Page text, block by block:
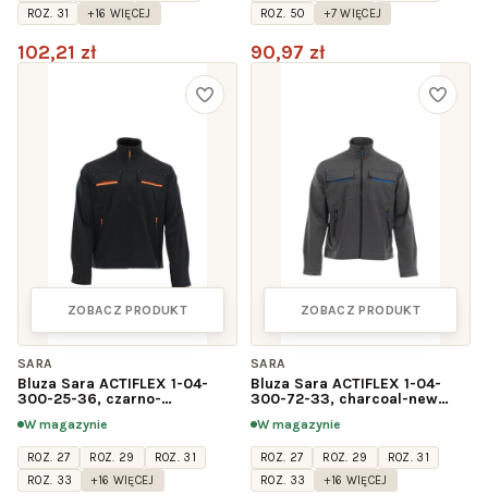
ROZ. 31
+16 WIĘCEJ
102,21 zł
ROZ. 50
+7 WIĘCEJ
90,97 zł
ZOBACZ PRODUKT
SARA
Bluza Sara ACTIFLEX 1-04-
300-25-36, czarno-
W magazynie
ROZ. 27 ROZ. 29
ROZ. 31
ROZ. 33
+16 WIĘCEJ
ZOBACZ PRODUKT
SARA
Bluza Sara ACTIFLEX 1-04-
300-72-33, charcoal-new
W magazynie
ROZ. 27 ROZ. 29
ROZ. 31
ROZ. 33
+16 WIĘCEJ